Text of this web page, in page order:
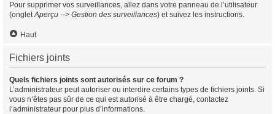
Pour supprimer vos surveillances, allez dans votre panneau de l’utilisateur
(ongletAperçu --> Gestion des surveillances) et suivez les instructions.
Haut
Fichiers joints
Quels fichiers joints sont autorisés sur ce forum ?
L’administrateur peut autoriser ou interdire certains types de fichiers joints. Si
vous n’êtes pas sûr de ce qui est autorisé à être chargé, contactez
l’administrateur pour plus d’informations.